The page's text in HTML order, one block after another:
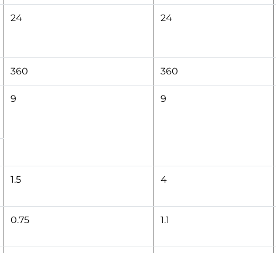
24 24
360 360
9 9
1.5 4
0.75 1.1